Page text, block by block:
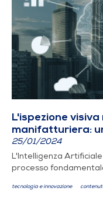
L'ispezione
manifatturiera:
25/01/2024
L'Intelligenza
processo
tecnologia e innovazione